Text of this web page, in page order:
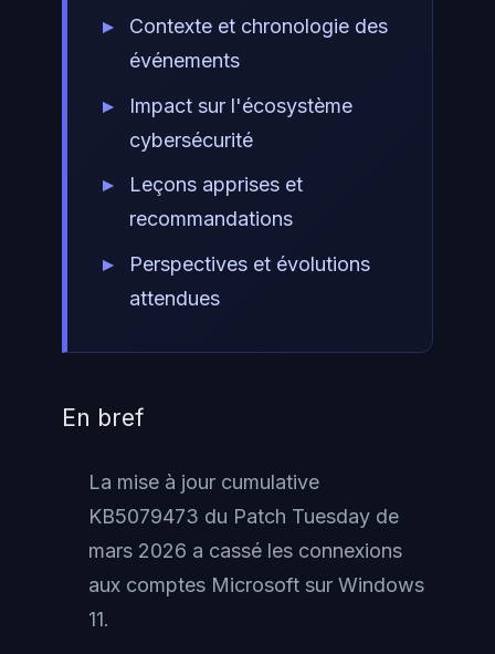
Contexte et chronologie des
événements
Impact sur l'écosystème
cybersécurité
Leçons apprises et
recommandations
Perspectives et évolutions
attendues
En bref
La mise à jour cumulative
KB5079473 du Patch Tuesday de
mars 2026 a cassé les connexions
aux comptes Microsoft sur Windows
11.